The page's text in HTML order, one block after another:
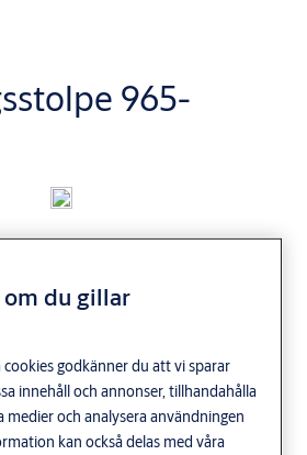
965-
i 900-serien exkl 992M. Använd
att hitta rätt elslutbleck och
du gillar
godkänner du att vi sparar
innehåll och annonser, tillhandahålla
och analysera användningen
kan också delas med våra